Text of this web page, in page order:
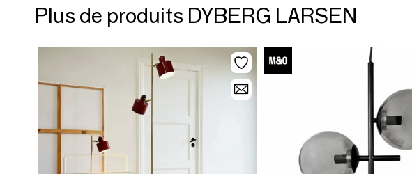
Plus de produits DYBERG LARSEN